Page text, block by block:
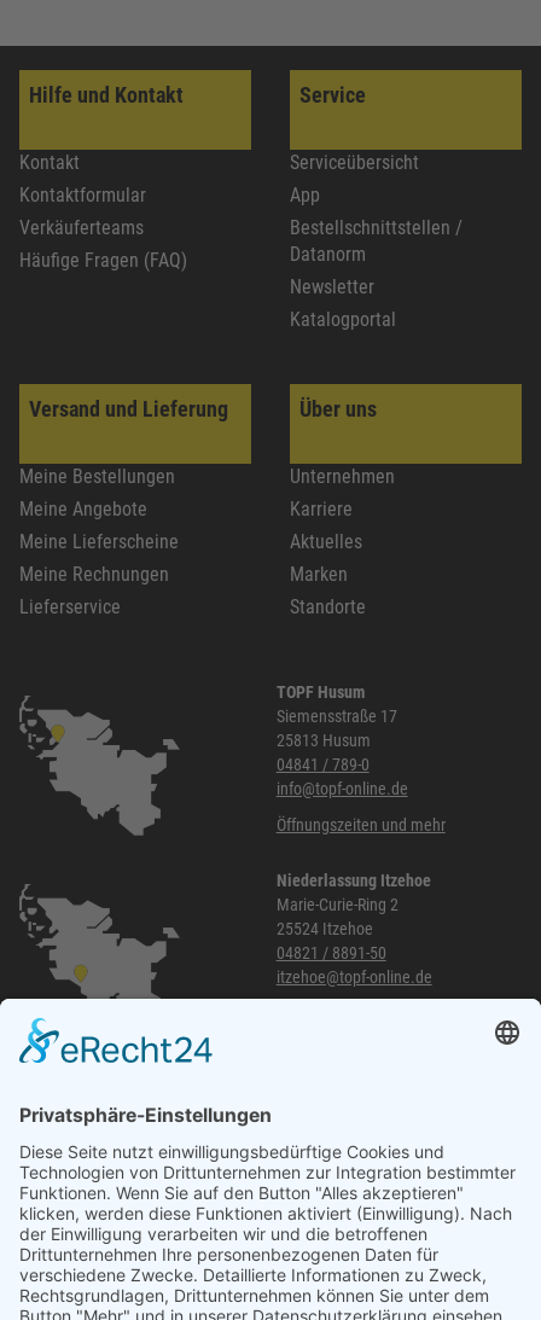
Hilfe und Kontakt
Kontakt
Kontaktformular
Verkäuferteams
Häufige Fragen (FAQ)
Service
Serviceübersicht
App
Bestellschnittstellen /
Datanorm
Newsletter
Katalogportal
Versand und Lieferung
Meine Bestellungen
Meine Angebote
Meine Lieferscheine
Meine Rechnungen
Lieferservice
Über uns
Unternehmen
Karriere
Aktuelles
Marken
Standorte
TOPF Husum
Siemensstraße 17
25813 Husum
04841 / 789-0
info@topf-online.de
Öffnungszeiten und mehr
Niederlassung Itzehoe
Marie-Curie-Ring 2
25524 Itzehoe
04821 / 8891-50
itzehoe@topf-online.de
040 / 21 04 04 04-04
glinde@topf-online.de
Öffnungszeiten und mehr